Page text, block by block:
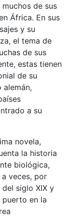
de sus
África. En sus
y su
el tema de
de sus
estas tienen
de su
a su
novela,
la historia
biológica,
veces, por
siglo XIX y
puerto en la